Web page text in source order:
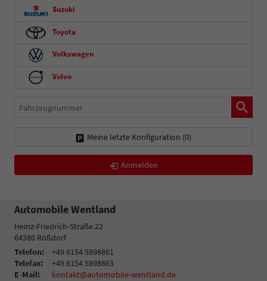
Suzuki
Toyota
Volkswagen
Volvo
Fahrzeugnummer
Meine letzte Konfiguration (0)
Anmelden
Automobile Wentland
Heinz-Friedrich-Straße 22
64380 Roßdorf
Telefon:
+49 6154 5898861
Telefax:
+49 6154 5898863
E-Mail:
kontakt@automobile-wentland.de